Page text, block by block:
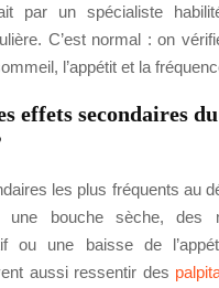
par un spécialiste
C’est normal : on
l’appétit et la
effets secondaires du
les plus fréquents au
une bouche sèche, des
ou une baisse de
aussi ressentir des